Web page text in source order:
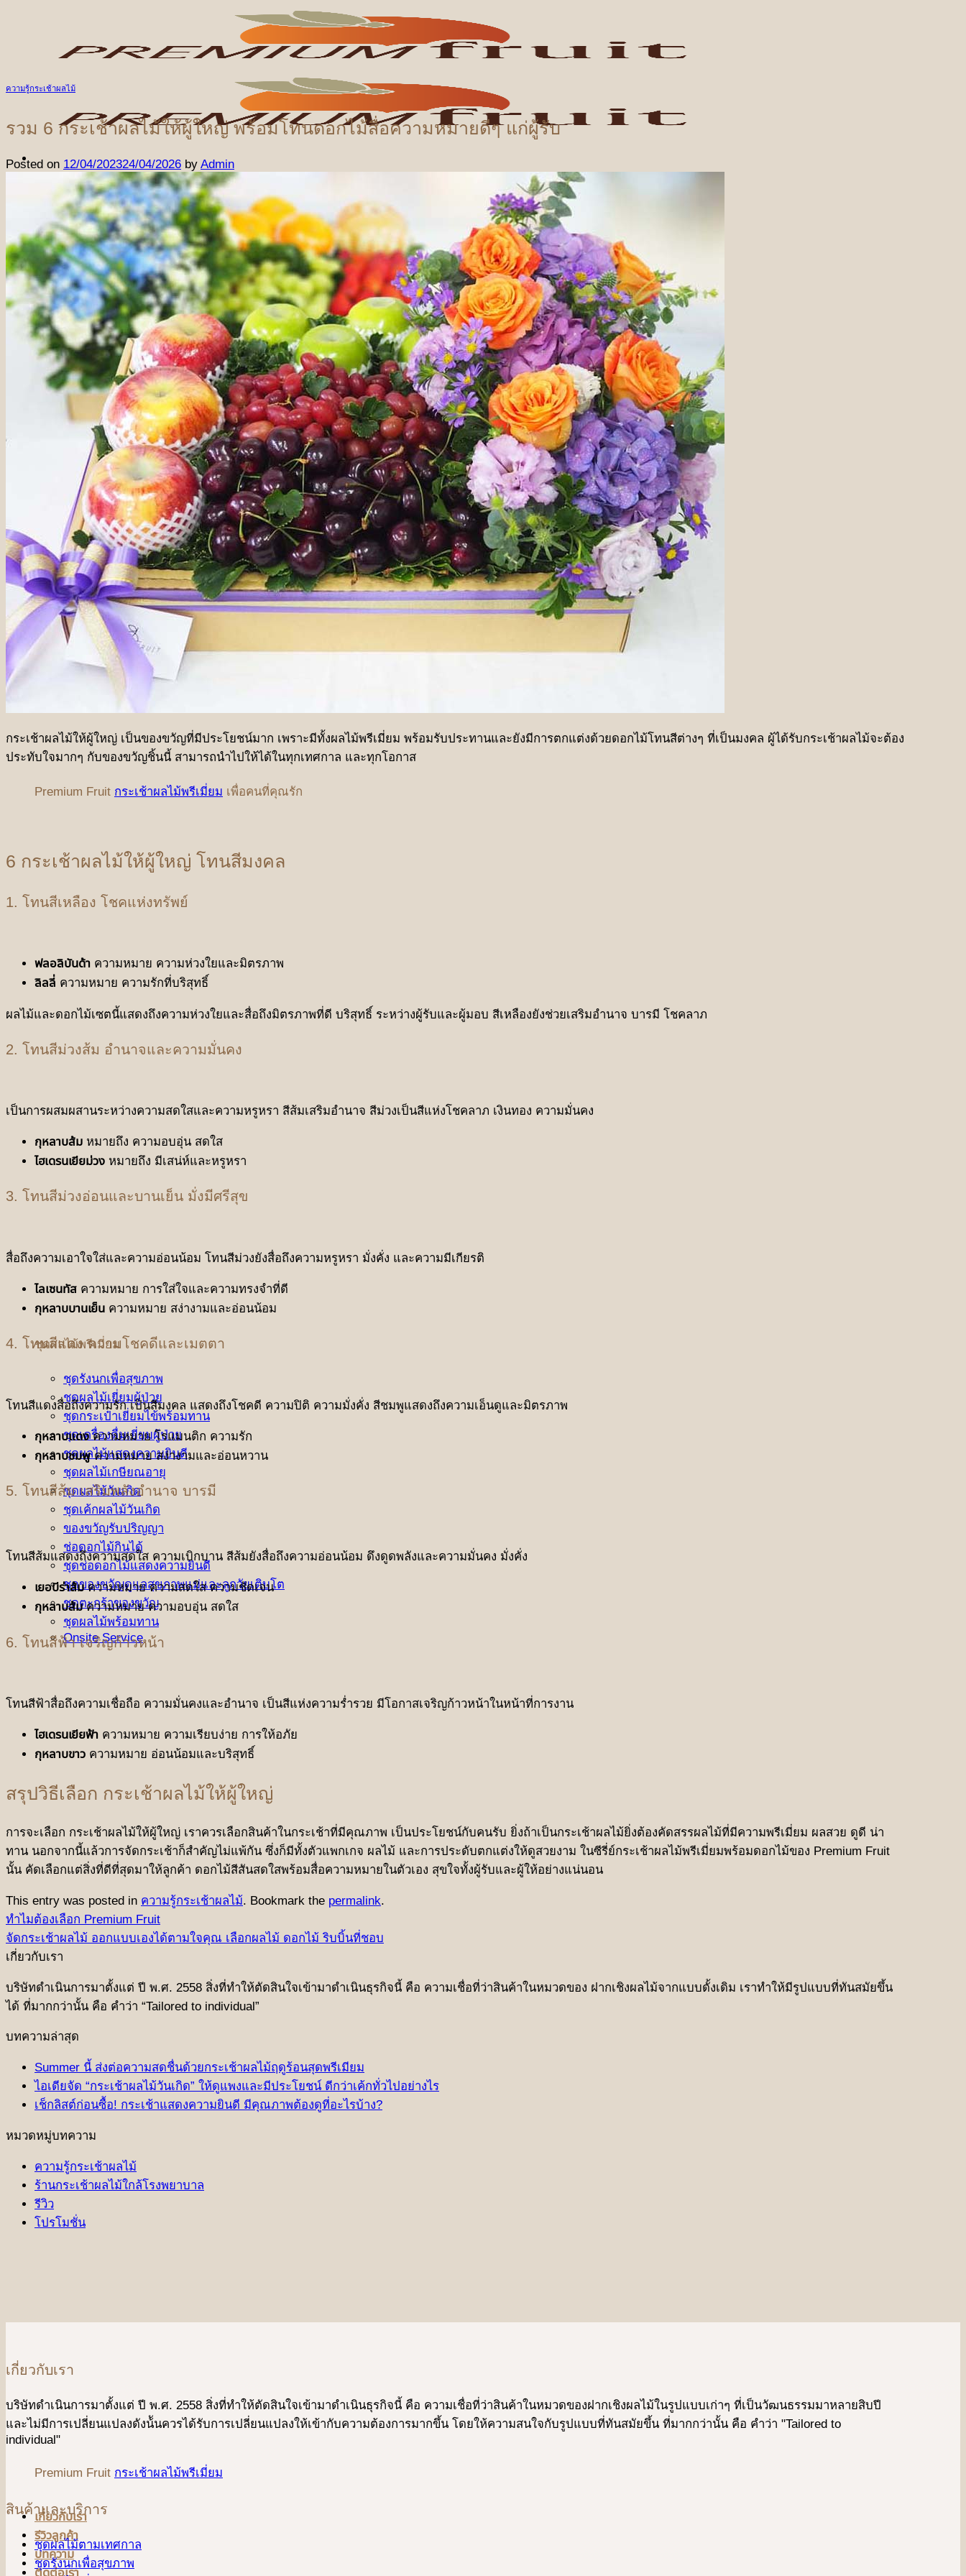
หน้าแรก
สินค้า
ชุดผลไม้ตามเทศกาล
ชุดเทศกาลปีใหม่
ชุดเทศกาลวันแห่งความรัก
ชุดเทศกาลวันตรุษจีน
ชุดกระเช้าผลไม้ฤดูร้อน
ชุดผลไม้เทศกาลวันแม่
(NEW)
ชุดเทศกาลสารทจีน (NEW)
ชุดเทศกาลไหว้พระจันทร์ (NEW)
ชุดเทศกาลเกษียณอายุ
ชุดเทศกาลองุ่น Ruby
ชุดผลไม้พรีเมี่ยม
ชุดรังนกเพื่อสุขภาพ
ชุดผลไม้เยี่ยมผู้ป่วย
ชุดกระเป๋าเยี่ยมไข้พร้อมทาน
ชุดเครื่องดื่มเยี่ยมผู้ป่วย
ชุดผลไม้แสดงความยินดี
ชุดผลไม้เกษียณอายุ
ชุดผลไม้วันเกิด
ชุดเค้กผลไม้วันเกิด
ของขวัญรับปริญญา
ช่อดอกไม้กินได้
ชุดช่อดอกไม้แสดงความยินดี
ชุดของขวัญดูแลสุขภาพแม่และลูกวัยเติบโต
ชุดตะกร้าของขวัญ
ชุดผลไม้พร้อมทาน
Onsite Service
เกี่ยวกับเรา
รีวิวลูกค้า
บทความ
ติดต่อเรา
ความรู้กระเช้าผลไม้
รวม 6 กระเช้าผลไม้ให้ผู้ใหญ่ พร้อมโทนดอกไม้สื่อความหมายดีๆ แก่ผู้รับ
Posted on 12/04/202324/04/2026 by Admin
กระเช้าผลไม้ให้ผู้ใหญ่ เป็นของขวัญที่มีประโยชน์มาก เพราะมีทั้งผลไม้พรีเมี่ยม พร้อมรับประทานและยังมีการตกแต่งด้วยดอกไม้โทนสีต่างๆ ที่เป็นมงคล ผู้ได้รับกระเช้าผลไม้จะต้อง
ประทับใจมากๆ กับของขวัญชิ้นนี้ สามารถนำไปให้ได้ในทุกเทศกาล และทุกโอกาส
Premium Fruit กระเช้าผลไม้พรีเมี่ยม เพื่อคนที่คุณรัก
6 กระเช้าผลไม้ให้ผู้ใหญ่ โทนสีมงคล
1. โทนสีเหลือง โชคแห่งทรัพย์
ฟลอลิบันด้า ความหมาย ความห่วงใยและมิตรภาพ
ลิลลี่ ความหมาย ความรักที่บริสุทธิ์
ผลไม้และดอกไม้เซตนี้แสดงถึงความห่วงใยและสื่อถึงมิตรภาพที่ดี บริสุทธิ์ ระหว่างผู้รับและผู้มอบ สีเหลืองยังช่วยเสริมอำนาจ บารมี โชคลาภ
2. โทนสีม่วงส้ม อำนาจและความมั่นคง
เป็นการผสมผสานระหว่างความสดใสและความหรูหรา สีส้มเสริมอำนาจ สีม่วงเป็นสีแห่งโชคลาภ เงินทอง ความมั่นคง
กุหลาบส้ม หมายถึง ความอบอุ่น สดใส
ไฮเดรนเยียม่วง หมายถึง มีเสน่ห์และหรูหรา
3. โทนสีม่วงอ่อนและบานเย็น มั่งมีศรีสุข
สื่อถึงความเอาใจใส่และความอ่อนน้อม โทนสีม่วงยังสื่อถึงความหรูหรา มั่งคั่ง และความมีเกียรติ
ไลเซนทัส ความหมาย การใส่ใจและความทรงจำที่ดี
กุหลาบบานเย็น ความหมาย สง่างามและอ่อนน้อม
4. โทนสีแดง ความโชคดีและเมตตา
โทนสีแดงสื่อถึงความรัก เป็นสีมงคล แสดงถึงโชคดี ความปิติ ความมั่งคั่ง สีชมพูแสดงถึงความเอ็นดูและมิตรภาพ
กุหลาบแดงความหมาย โรแมนติก ความรัก
กุหลาบชมพูความหมาย สง่างามและอ่อนหวาน
5. โทนสีส้ม เสริมพลังอำนาจ บารมี
โทนสีส้มแสดงถึงความสดใส ความเบิกบาน สีส้มยังสื่อถึงความอ่อนน้อม ดึงดูดพลังและความมั่นคง มั่งคั่ง
เยอบีร่าส้มความหมาย ความสดใส ความชัดเจน
กุหลาบส้มความหมาย ความอบอุ่น สดใส
6. โทนสีฟ้า เจริญก้าวหน้า
โทนสีฟ้าสื่อถึงความเชื่อถือ ความมั่นคงและอำนาจ เป็นสีแห่งความร่ำรวย มีโอกาสเจริญก้าวหน้าในหน้าที่การงาน
ไฮเดรนเยียฟ้า ความหมาย ความเรียบง่าย การให้อภัย
กุหลาบขาว ความหมาย อ่อนน้อมและบริสุทธิ์
สรุปวิธีเลือก กระเช้าผลไม้ให้ผู้ใหญ่
การจะเลือก กระเช้าผลไม้ให้ผู้ใหญ่ เราควรเลือกสินค้าในกระเช้าที่มีคุณภาพ เป็นประโยชน์กับคนรับ ยิ่งถ้าเป็นกระเช้าผลไม้ยิ่งต้องคัดสรรผลไม้ที่มีความพรีเมี่ยม ผลสวย ดูดี น่า
ทาน นอกจากนี้แล้วการจัดกระเช้าก็สำคัญไม่แพ้กัน ซึ่งก็มีทั้งตัวแพกเกจ ผลไม้ และการประดับตกแต่งให้ดูสวยงาม ในซีรี่ย์กระเช้าผลไม้พรีเมี่ยมพร้อมดอกไม้ของ Premium Fruit
นั้น คัดเลือกแต่สิ่งที่ดีที่สุดมาให้ลูกค้า ดอกไม้สีสันสดใสพร้อมสื่อความหมายในตัวเอง สุขใจทั้งผู้รับและผู้ให้อย่างแน่นอน
This entry was posted in ความรู้กระเช้าผลไม้. Bookmark the permalink.
ทำไมต้องเลือก Premium Fruit
จัดกระเช้าผลไม้ ออกแบบเองได้ตามใจคุณ เลือกผลไม้ ดอกไม้ ริบบิ้นที่ชอบ
เกี่ยวกับเรา
บริษัทดําเนินการมาตั้งแต่ ปี พ.ศ. 2558 สิ่งที่ทําให้ตัดสินใจเข้ามาดําเนินธุรกิจนี้ คือ ความเชื่อที่ว่าสินค้าในหมวดของ ฝากเชิงผลไม้จากแบบดั้งเดิม เราทำให้มีรูปแบบที่ทันสมัยขึ้น
ได้ ที่มากกว่านั้น คือ คําว่า “Tailored to individual”
บทความล่าสุด
Summer นี้ ส่งต่อความสดชื่นด้วยกระเช้าผลไม้ฤดูร้อนสุดพรีเมียม
ไอเดียจัด “กระเช้าผลไม้วันเกิด” ให้ดูแพงและมีประโยชน์ ดีกว่าเค้กทั่วไปอย่างไร
เช็กลิสต์ก่อนซื้อ! กระเช้าแสดงความยินดี มีคุณภาพต้องดูที่อะไรบ้าง?
หมวดหมู่บทความ
ความรู้กระเช้าผลไม้
ร้านกระเช้าผลไม้ใกล้โรงพยาบาล
รีวิว
โปรโมชั่น
เกี่ยวกับเรา
บริษัทดําเนินการมาตั้งแต่ ปี พ.ศ. 2558 สิ่งที่ทำให้ตัดสินใจเข้ามาดําเนินธุรกิจนี้ คือ ความเชื่อที่ว่าสินค้าในหมวดของฝากเชิงผลไม้ในรูปแบบเก่าๆ ที่เป็นวัฒนธรรมมาหลายสิบปี
และไม่มีการเปลี่ยนแปลงดังน้ันควรได้รับการเปลี่ยนแปลงให้เข้ากับความต้องการมากขึ้น โดยให้ความสนใจกับรูปแบบที่ทันสมัยขึ้น ที่มากกว่านั้น คือ คําว่า "Tailored to
individual"
Premium Fruit กระเช้าผลไม้พรีเมี่ยม
สินค้าและบริการ
ชุดผลไม้ตามเทศกาล
ชุดรังนกเพื่อสุขภาพ